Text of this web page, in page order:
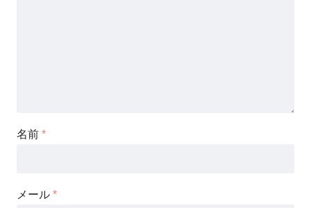
名前 *
メール *